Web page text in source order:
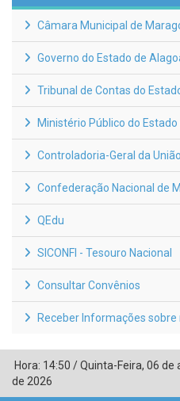
Câmara Municipal de
Governo do Estado de
Tribunal de Contas do
Ministério Público do
Controladoria-Geral da União
Confederação Nacional de
QEdu
SICONFI - Tesouro Nacional
Consultar Convênios
Receber Informações sobre
Hora: 14:50 /Quinta-Feira, 06 de
de 2026